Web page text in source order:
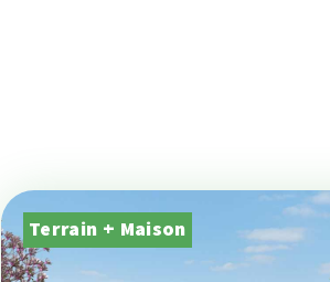
Terrain + Maison